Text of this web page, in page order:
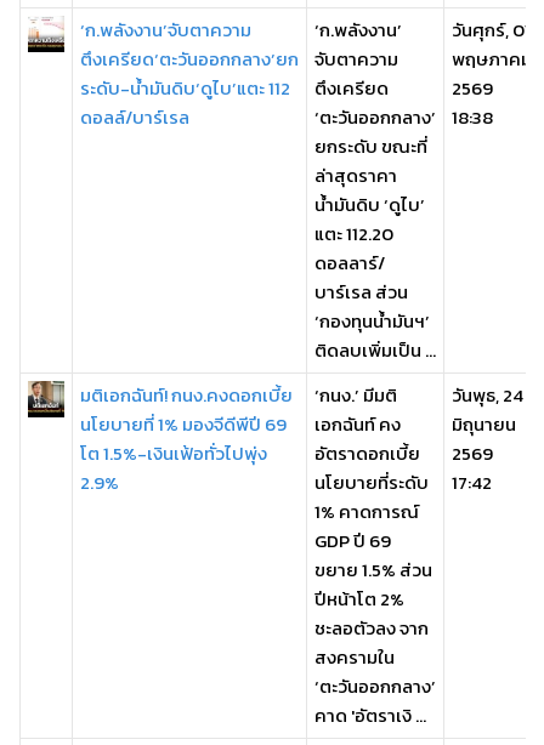
‘ก.พลังงาน’จับตาความ
ตึงเครียด‘ตะวันออกกลาง’ยก
ระดับ-น้ำมันดิบ‘ดูไบ’แตะ 112
ดอลล์/บาร์เรล
‘ก.พลังงาน’
จับตาความ
ตึงเครียด
‘ตะวันออกกลาง’
ยกระดับ ขณะที่
ล่าสุดราคา
น้ำมันดิบ ‘ดูไบ’
แตะ 112.20
ดอลลาร์/
บาร์เรล ส่วน
‘กองทุนน้ำมันฯ’
ติดลบเพิ่มเป็น ...
วันศุกร์, 01
พฤษภาคม
2569
18:38
มติเอกฉันท์! กนง.คงดอกเบี้ย
นโยบายที่ 1% มองจีดีพีปี 69
โต 1.5%-เงินเฟ้อทั่วไปพุ่ง
2.9%
‘กนง.’ มีมติ
เอกฉันท์ คง
อัตราดอกเบี้ย
นโยบายที่ระดับ
1% คาดการณ์
GDP ปี 69
ขยาย 1.5% ส่วน
ปีหน้าโต 2%
ชะลอตัวลง จาก
สงครามใน
‘ตะวันออกกลาง’
คาด 'อัตราเงิ ...
วันพุธ, 24
มิถุนายน
2569
17:42